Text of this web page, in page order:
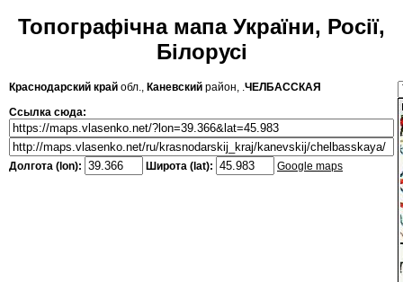
Топографічна мапа України, Росії,
Білорусі
Краснодарский край обл., Каневский район, .ЧЕЛБАССКАЯ
Ссылка сюда:
Долгота (lon): Широта (lat): Google maps